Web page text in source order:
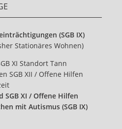
(SGB IX)
Stationäres Wohnen)
XI Standort Tann
SGB XII / Offene Hilfen
SGB XI / Offene Hilfen
mit Autismus (SGB IX)